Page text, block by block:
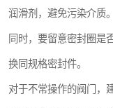
润滑剂，避免污染介质。
同时，要留意密封圈是
换同规格密封件。
对于不常操作的阀门，